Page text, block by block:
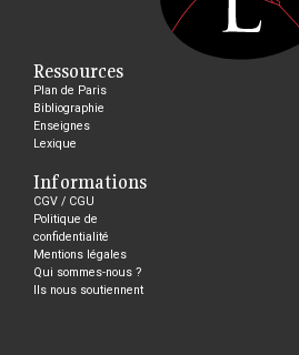
Ressources
Plan de Paris
Bibliographie
Enseignes
Lexique
Informations
CGV / CGU
Politique de
confidentialité
Mentions légales
Qui sommes-nous ?
Ils nous soutiennent